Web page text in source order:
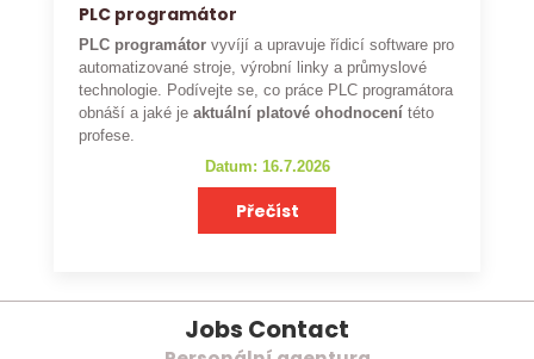
PLC programátor
PLC programátor vyvíjí a upravuje řídicí software pro
automatizované stroje, výrobní linky a průmyslové
technologie. Podívejte se, co práce PLC programátora
obnáší a jaké je aktuální platové ohodnocení této
profese.
Datum: 16.7.2026
Přečíst
Jobs Contact